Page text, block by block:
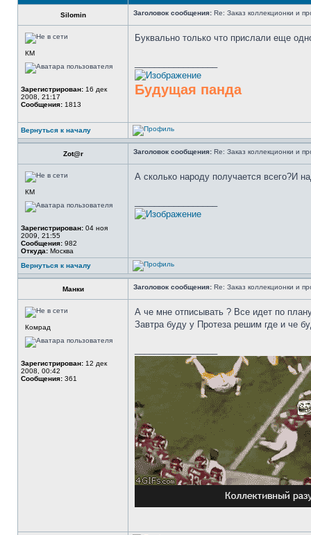
Silomin Заголовок сообщения: Re: Заказ коллекционки и
КМ
Зарегистрирован: 16 дек
2008, 21:17
Сообщения: 1813
Буквально только что прислали еще
Будущая панда
Вернуться к началу
Zot@r Заголовок сообщения: Re: Заказ коллекционки и
КМ
Зарегистрирован: 04 ноя
2009, 21:55
Сообщения: 982
Откуда: Москва
А сколько народу получается всего?И
Вернуться к началу
Манки Заголовок сообщения: Re: Заказ коллекционки и
Комрад
Зарегистрирован: 12 дек
2008, 00:42
Сообщения: 361
А че мне отписывать ? Все идет по
Завтра буду у Протеза решим где и че